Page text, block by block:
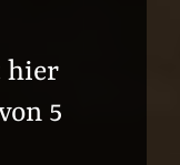
hier
5